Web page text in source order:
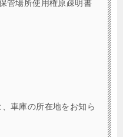
管場所使用権原疎明書
車庫の所在地をお知ら